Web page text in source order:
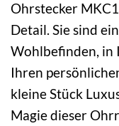
Ohrstecker
Detail. Sie sind
Wohlbefinden, in
Ihren
kleine Stück
Magie dieser